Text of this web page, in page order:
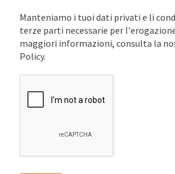
Manteniamo i tuoi dati privati e li
terze parti necessarie per
maggiori informazioni, consulta la
Policy.